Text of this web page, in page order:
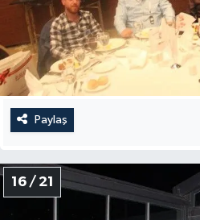
Paylaş
16 / 21